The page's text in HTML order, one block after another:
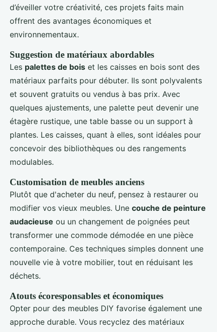
d’éveiller votre créativité, ces projets faits main
offrent des avantages économiques et
environnementaux.
Suggestion de matériaux abordables
Les palettes de bois et les caisses en bois sont des
matériaux parfaits pour débuter. Ils sont polyvalents
et souvent gratuits ou vendus à bas prix. Avec
quelques ajustements, une palette peut devenir une
étagère rustique, une table basse ou un support à
plantes. Les caisses, quant à elles, sont idéales pour
concevoir des bibliothèques ou des rangements
modulables.
Customisation de meubles anciens
Plutôt que d'acheter du neuf, pensez à restaurer ou
modifier vos vieux meubles. Une couche de peinture
audacieuse ou un changement de poignées peut
transformer une commode démodée en une pièce
contemporaine. Ces techniques simples donnent une
nouvelle vie à votre mobilier, tout en réduisant les
déchets.
Atouts écoresponsables et économiques
Opter pour des meubles DIY favorise également une
approche durable. Vous recyclez des matériaux